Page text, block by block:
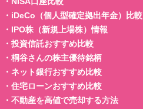
・ iDeCo（個人型確定拠出年金）比較
・ IPO株（新規上場株）情報
・ 投資信託おすすめ比較
・ 桐谷さんの株主優待銘柄
・ ネット銀行おすすめ比較
・ 住宅ローンおすすめ比較
・ 不動産を高値で売却する方法